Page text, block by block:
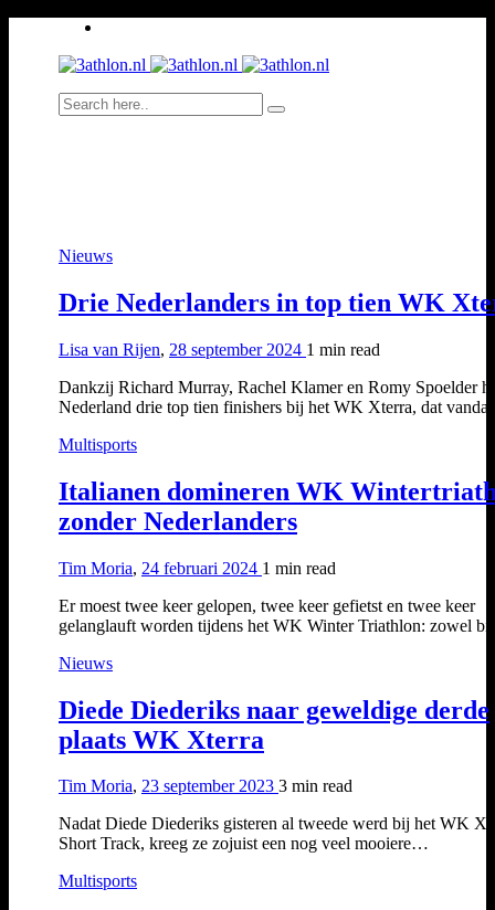
Nieuws
Drie Nederlanders in top tien WK
Lisa van Rijen, 28 september 2024 1 min read
Dankzij Richard Murray, Rachel Klamer en Romy Spoelder
Nederland drie top tien finishers bij het WK Xterra, dat
Multisports
Italianen domineren WK
zonder Nederlanders
Tim Moria, 24 februari 2024 1 min read
Er moest twee keer gelopen, twee keer gefietst en twee keer
gelanglauft worden tijdens het WK Winter Triathlon: zowel
Nieuws
Diede Diederiks naar geweldige derde
plaats WK Xterra
Tim Moria, 23 september 2023 3 min read
Nadat Diede Diederiks gisteren al tweede werd bij het WK
Short Track, kreeg ze zojuist een nog veel mooiere…
Multisports